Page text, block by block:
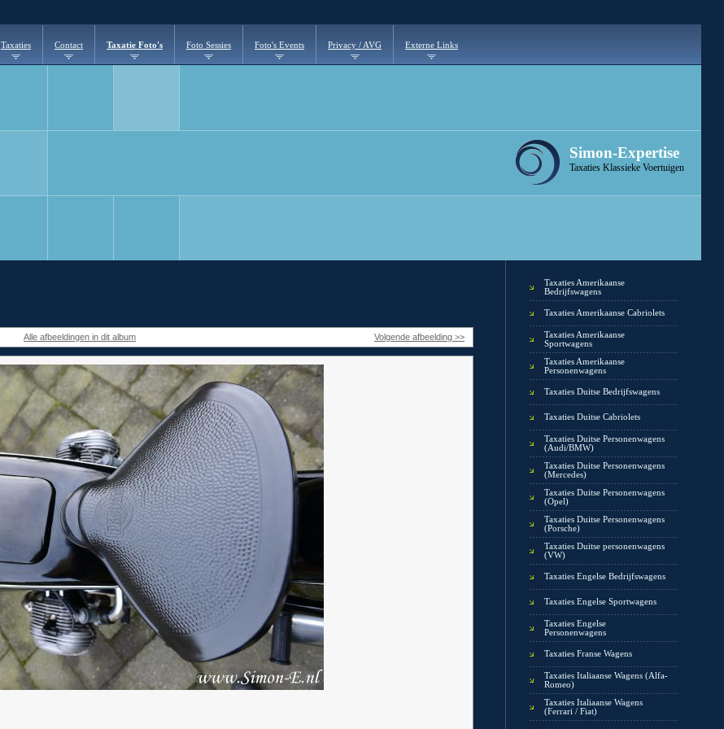
Taxaties Contact Taxatie Foto's Foto Sessies Foto's Events Privacy / AVG Externe Links
Simon-Expertise
Taxaties Klassieke Voertuigen
Alle afbeeldingen in dit album Volgende afbeelding >>
Taxaties Amerikaanse
Bedrijfswagens
Taxaties Amerikaanse Cabriolets
Taxaties Amerikaanse
Sportwagens
Taxaties Amerikaanse
Personenwagens
Taxaties Duitse Bedrijfswagens
Taxaties Duitse Cabriolets
Taxaties Duitse Personenwagens
(Audi/BMW)
Taxaties Duitse Personenwagens
(Mercedes)
Taxaties Duitse Personenwagens
(Opel)
Taxaties Duitse Personenwagens
(Porsche)
Taxaties Duitse personenwagens
(VW)
Taxaties Engelse Bedrijfswagens
Taxaties Engelse Sportwagens
Taxaties Engelse
Personenwagens
Taxaties Franse Wagens
Taxaties Italiaanse Wagens (Alfa-
Romeo)
Taxaties Italiaanse Wagens
(Ferrari / Fiat)